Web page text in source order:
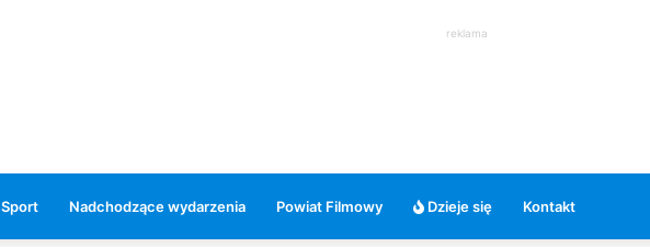
reklama
Sport Nadchodzące wydarzenia Powiat Filmowy Dzieje się Kontakt